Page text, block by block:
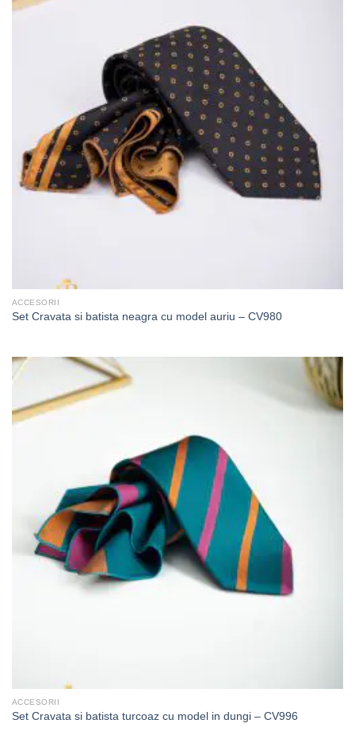
ACCESORII
Set Cravata si batista neagra cu model auriu – CV980
ACCESORII
Set Cravata si batista turcoaz cu model in dungi – CV996